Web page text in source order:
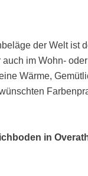
der Welt ist
im Wohn-
Wärme,
in